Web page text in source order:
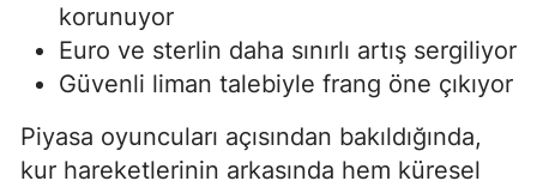
korunuyor
Euro ve sterlin daha sınırlı artış sergiliyor
Güvenli liman talebiyle frang öne çıkıyor
Piyasa oyuncuları açısından bakıldığında,
kur hareketlerinin arkasında hem küresel